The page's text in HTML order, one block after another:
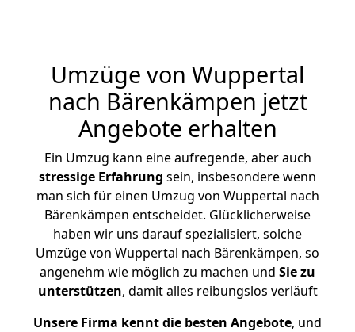
Umzüge von Wuppertal
nach Bärenkämpen jetzt
Angebote erhalten
Ein Umzug kann eine aufregende, aber auch
stressige Erfahrung sein, insbesondere wenn
man sich für einen Umzug von Wuppertal nach
Bärenkämpen entscheidet. Glücklicherweise
haben wir uns darauf spezialisiert, solche
Umzüge von Wuppertal nach Bärenkämpen, so
angenehm wie möglich zu machen und Sie zu
unterstützen, damit alles reibungslos verläuft
Unsere Firma kennt die besten Angebote, und